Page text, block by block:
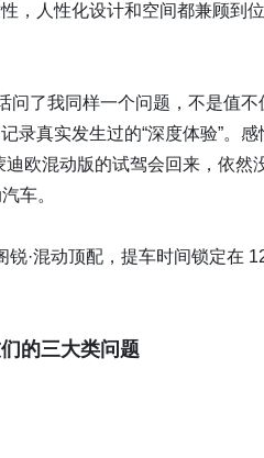
，人性化设计和空间都兼顾到
问了我同样一个问题，不是值
真实发生过的“深度体验”。
欧混动版的试驾会回来，依然
车。
·混动顶配，提车时间锁定在
的三大类问题